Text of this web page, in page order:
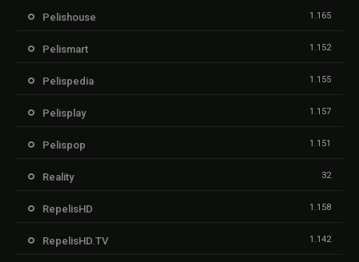
Pelishouse 1.165
Pelismart 1.152
Pelispedia 1.155
Pelisplay 1.157
Pelispop 1.151
Reality 32
RepelisHD 1.158
RepelisHD.TV 1.142